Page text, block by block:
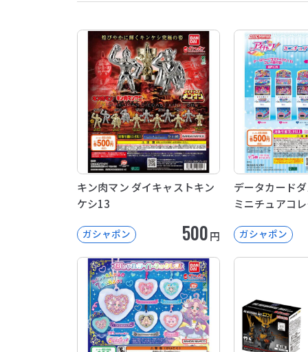
キン肉マン ダイキャストキン
ケシ13
ガシャポン 500円
データカードダ
ミニチュアコ
ガシャポン